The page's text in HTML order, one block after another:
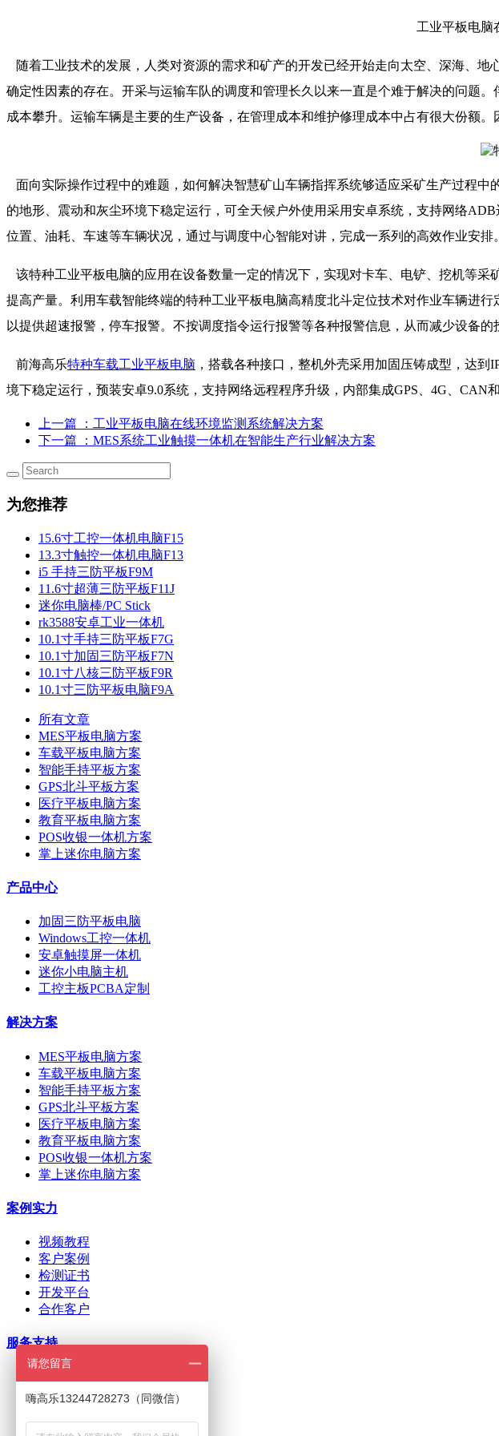
工业平板电脑
随着工业技术的发展，人类对资源的需求和矿产的开发已经开始走向太空、深海、
确定性因素的存在。开采与运输车队的调度和管理长久以来一直是个难于解决的问题
成本攀升。运输车辆是主要的生产设备，在管理成本和维护修理成本中占有很大份额。
面向实际操作过程中的难题，如何解决智慧矿山车辆指挥系统够适应采矿生产过程
的地形、震动和灰尘环境下稳定运行，可全天候户外使用采用安卓系统，支持网络
位置、油耗、车速等车辆状况，通过与调度中心智能对讲，完成一系列的高效作业安排。
该特种工业平板电脑的应用在设备数量一定的情况下，实现对卡车、电铲、挖机等
提高产量。利用车载智能终端的特种工业平板电脑高精度北斗定位技术对作业车辆进
以提供超速报警，停车报警。不按调度指令运行报警等各种报警信息，从而减少设备
前海高乐特种车载工业平板电脑 ，搭载各种接口，整机外壳采用加固压铸成型，达
境下稳定运行，预装安卓9.0系统，支持网络远程程序升级，内部集成GPS、4G、
上一篇
：工业平板电脑在线环境监测系统解决方案
下一篇
：MES系统工业触摸一体机在智能生产行业解决方案
为您推荐
15.6寸工控一体机电脑F15
13.3寸触控一体机电脑F13
i5 手持三防平板F9M
11.6寸超薄三防平板F11J
迷你电脑棒/PC Stick
rk3588安卓工业一体机
10.1寸手持三防平板F7G
10.1寸加固三防平板F7N
10.1寸八核三防平板F9R
10.1寸三防平板电脑F9A
所有文章
MES平板电脑方案
车载平板电脑方案
智能手持平板方案
GPS北斗平板方案
医疗平板电脑方案
教育平板电脑方案
POS收银一体机方案
掌上迷你电脑方案
产品中心
加固三防平板电脑
Windows工控一体机
安卓触摸屏一体机
迷你小电脑主机
工控主板PCBA定制
解决方案
MES平板电脑方案
车载平板电脑方案
智能手持平板方案
GPS北斗平板方案
医疗平板电脑方案
教育平板电脑方案
POS收银一体机方案
掌上迷你电脑方案
案例实力
视频教程
客户案例
检测证书
开发平台
合作客户
服务支持
在线下单
请您留言
嗨高乐13244728273（同微信）